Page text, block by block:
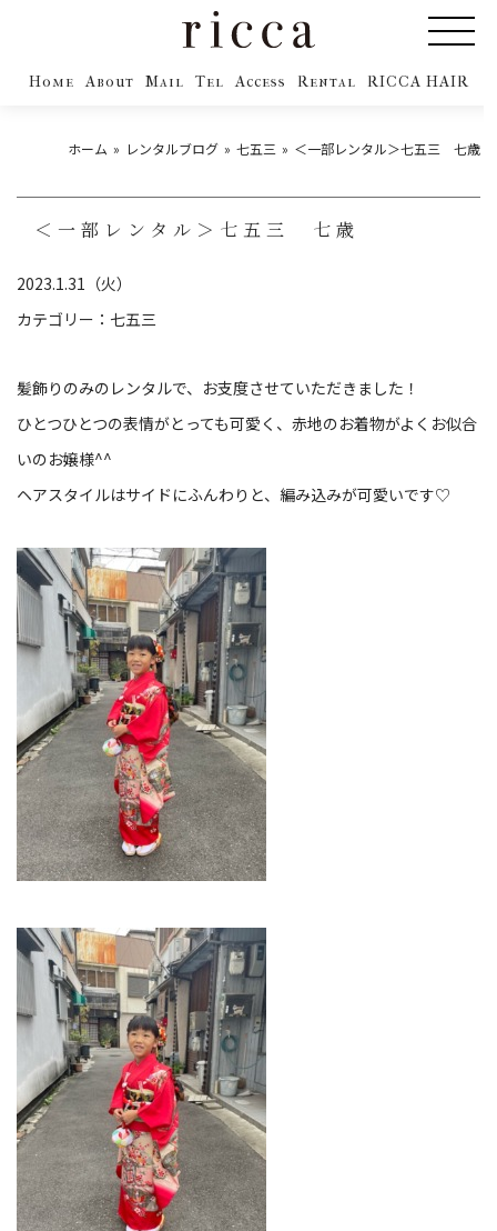
Home About Mail Tel Access Rental RICCA HAIR
ホーム レンタルブログ 七五三 ＜一部レンタル＞七五三 七歳
＜一部レンタル＞七五三 七歳
2023.1.31（火）
カテゴリー： 七五三
髪飾りのみのレンタルで、お支度させていただきました！
ひとつひとつの表情がとっても可愛く、赤地のお着物がよくお似合
いのお嬢様^^
ヘアスタイルはサイドにふんわりと、編み込みが可愛いです♡